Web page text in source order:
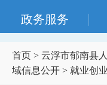
政务服务
首页 > 云浮市郁南县
域信息公开 > 就业创